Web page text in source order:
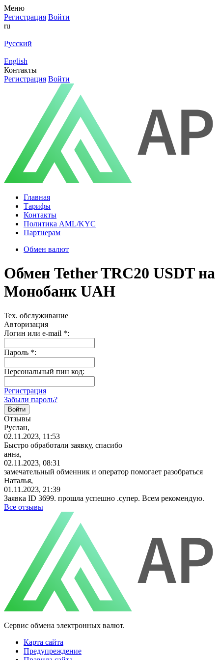
Меню
Регистрация Войти
ru
Русский
English
Контакты
Регистрация Войти
Главная
Тарифы
Контакты
Политика AML/KYC
Партнерам
Обмен валют
Обмен Tether TRC20 USDT на
Монобанк UAH
Тех. обслуживание
Авторизация
Логин или e-mail *:
Пароль *:
Персональный пин код:
Регистрация
Забыли пароль?
Отзывы
Руслан,
02.11.2023, 11:53
Быстро обработали заявку, спасибо
анна,
02.11.2023, 08:31
замечательный обменник и оператор помогает разобраться
Наталья,
01.11.2023, 21:39
Заявка ID 3699. прошла успешно .супер. Всем рекомендую.
Все отзывы
Сервис обмена электронных валют.
Карта сайта
Предупреждение